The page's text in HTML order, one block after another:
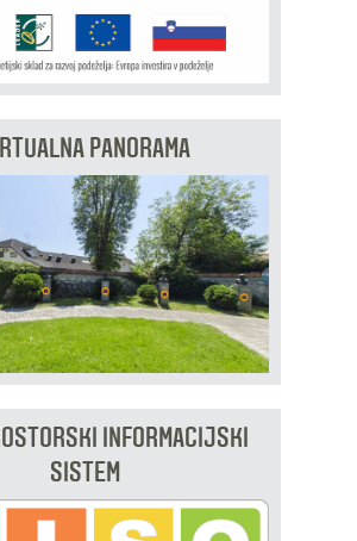
PANORAMA
INFORMACIJSKI
SISTEM